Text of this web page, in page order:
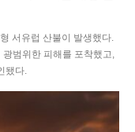
서유럽 산불이 발생했다.
범위한 피해를 포착했고,
됐다.